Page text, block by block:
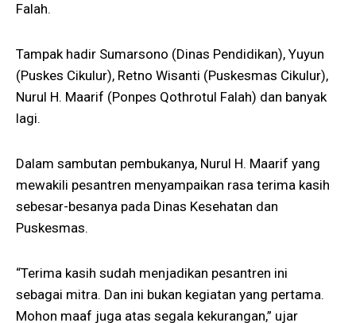
Falah.
Tampak hadir Sumarsono (Dinas Pendidikan), Yuyun
(Puskes Cikulur), Retno Wisanti (Puskesmas Cikulur),
Nurul H. Maarif (Ponpes Qothrotul Falah) dan banyak
lagi.
Dalam sambutan pembukanya, Nurul H. Maarif yang
mewakili pesantren menyampaikan rasa terima kasih
sebesar-besanya pada Dinas Kesehatan dan
Puskesmas.
“Terima kasih sudah menjadikan pesantren ini
sebagai mitra. Dan ini bukan kegiatan yang pertama.
Mohon maaf juga atas segala kekurangan,” ujar